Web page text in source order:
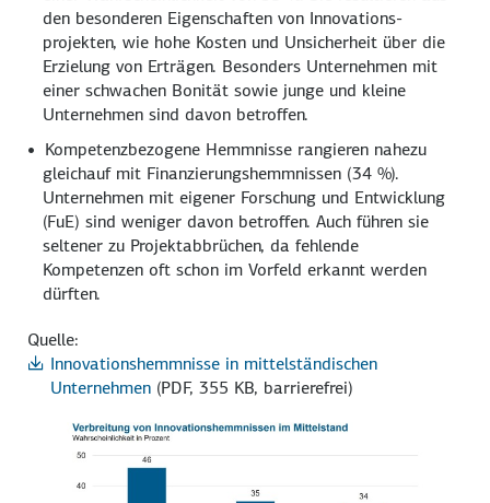
den besonderen Eigenschaften von Innovations­
projekten, wie hohe Kosten und Unsicherheit über die
Erzielung von Erträgen. Besonders Unternehmen mit
einer schwachen Bonität sowie junge und kleine
Unternehmen sind davon betroffen.
Kompetenzbezogene Hemmnisse rangieren nahezu
gleichauf mit Finanzierungs­hemmnissen (34 %).
Unternehmen mit eigener Forschung und Entwicklung
(FuE) sind weniger davon betroffen. Auch führen sie
seltener zu Projektabbrüchen, da fehlende
Kompetenzen oft schon im Vorfeld erkannt werden
dürften.
Quelle:
Innovationshemmnisse in mittelständischen
Unternehmen (PDF, 355 KB, barrierefrei)